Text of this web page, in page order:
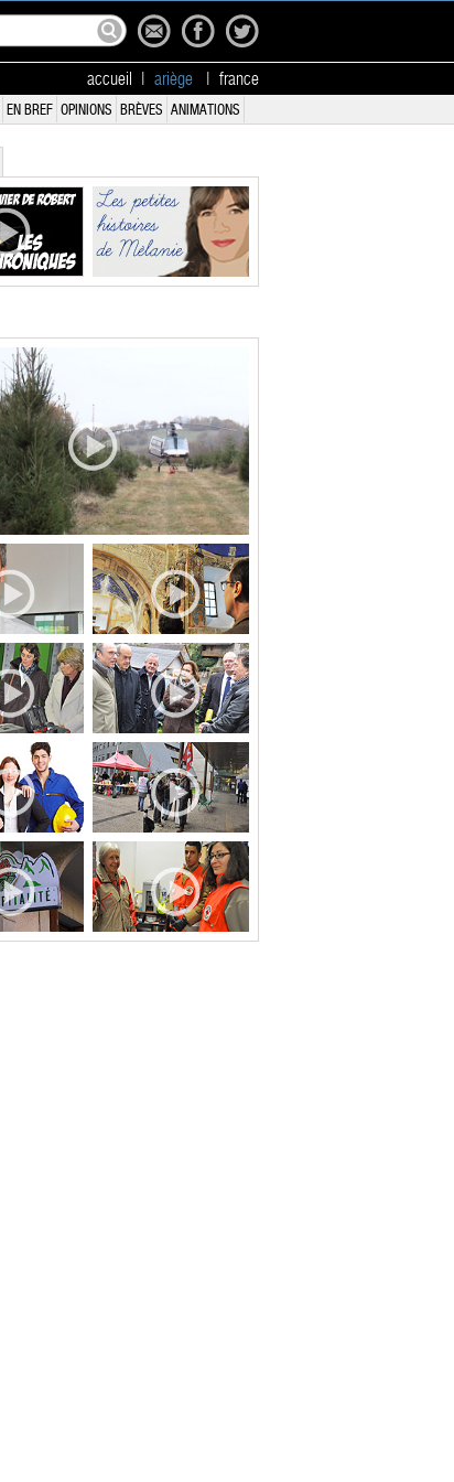
accueil ariège france
EN BREF OPINIONS BRÈVES ANIMATIONS